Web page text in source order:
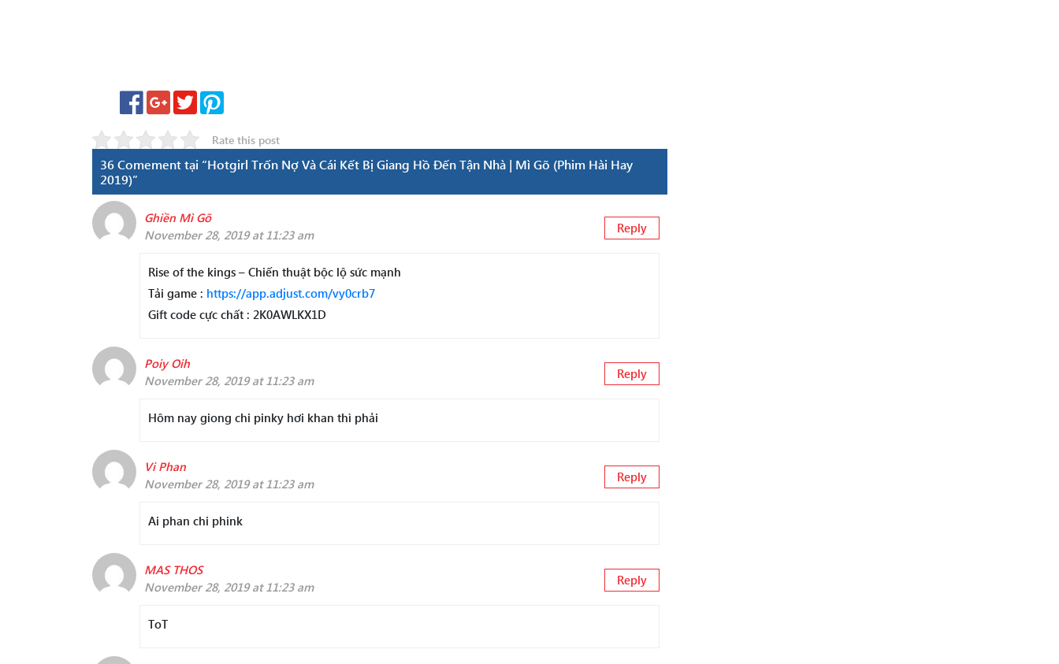
Rate this post
36 Comement tại “Hotgirl Trốn Nợ Và Cái Kết Bị Giang Hồ Đến Tận Nhà | Mì Gõ (Phim Hài Hay
2019)”
Ghiền Mì Gõ
November 28, 2019 at 11:23 am
Reply
Rise of the kings – Chiến thuật bộc lộ sức mạnh
Tải game : https://app.adjust.com/vy0crb7
Gift code cực chất : 2K0AWLKX1D
Poiy Oih
November 28, 2019 at 11:23 am
Reply
Hôm nay giong chi pinky hơi khan thì phải
Vi Phan
November 28, 2019 at 11:23 am
Reply
Ai phan chi phink
MAS THOS
November 28, 2019 at 11:23 am
Reply
ToT